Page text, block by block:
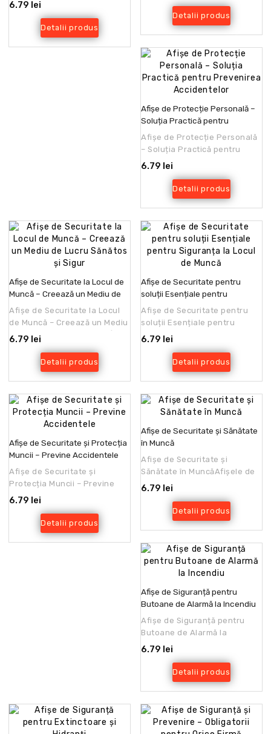
de prevenire a incen..
6.79 lei
Detalii produs
Detalii produs
Afișe de Protecție Personală –
Soluția Practică pentru
Prevenirea Accidentelor
Afișe de Protecție Personală
– Soluția Practică pentru
Prevenirea
AccidentelorSiguranța
angajaților ..
6.79 lei
Detalii produs
Afișe de Securitate la Locul de
Muncă – Creează un Mediu de
Lucru Sănătos și Sigur
Afișe de Securitate la Locul
de Muncă – Creează un Mediu
de Lucru Sănătos și SigurÎn
orice companie ..
6.79 lei
Detalii produs
Afișe de Securitate pentru
soluții Esențiale pentru
Siguranța la Locul de Muncă
Afișe de Securitate pentru
soluții Esențiale pentru
Siguranța la Locul de
MuncăSiguranța la locul de..
6.79 lei
Detalii produs
Afișe de Securitate și Protecția
Muncii – Previne Accidentele
Afișe de Securitate și
Protecția Muncii – Previne
AccidenteleProtejează-ți
angajații, evită accident..
6.79 lei
Detalii produs
Afișe de Securitate și Sănătate
în Muncă
Afișe de Securitate și
Sănătate în MuncăAfișele de
Securitate și Sănătate în
Muncă (SSM) nu sunt opț..
6.79 lei
Detalii produs
Afișe de Siguranță pentru
Butoane de Alarmă la Incendiu
Afișe de Siguranță pentru
Butoane de Alarmă la
IncendiuProtecția împotriva
incendiilor este o priori..
6.79 lei
Detalii produs